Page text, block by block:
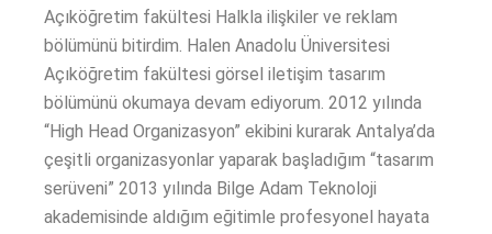
Açıköğretim fakültesi Halkla ilişkiler ve reklam
bölümünü bitirdim. Halen Anadolu Üniversitesi
Açıköğretim fakültesi görsel iletişim tasarım
bölümünü okumaya devam ediyorum. 2012 yılında
“High Head Organizasyon” ekibini kurarak Antalya’da
çeşitli organizasyonlar yaparak başladığım “tasarım
serüveni” 2013 yılında Bilge Adam Teknoloji
akademisinde aldığım eğitimle profesyonel hayata